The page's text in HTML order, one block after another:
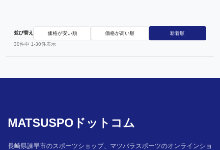
並び替え 価格が安い順 価格が高い順
新着順
30件中 1-30件表示
MATSUSPOドットコム
長崎県諫早市のスポーツショップ、マツバラスポーツのオンラインショ